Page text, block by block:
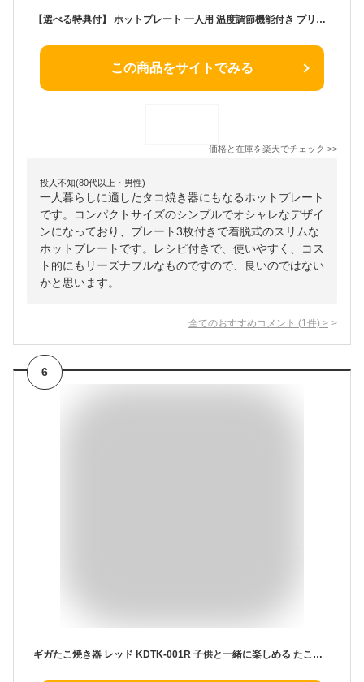
【選べる特典付】 ホットプレート 一人用 温度調節機能付き プリズメイト スリムホットプレート レシピ付 プレート3枚 着脱式 たこ焼き器 グリル フラット 電気プレート 深型 小型 ミニ キッチン 家電 電気 かわいい シンプル コンパクト 一人暮らし おしゃれ 新生活 ギフト
この商品をサイトでみる
価格と在庫を楽天でチェック >>
投人不知(80代以上・男性)
一人暮らしに適したタコ焼き器にもなるホットプレート
です。コンパクトサイズのシンプルでオシャレなデザイ
ンになっており、プレート3枚付きで着脱式のスリムな
ホットプレートです。レシピ付きで、使いやすく、コス
ト的にもリーズナブルなものですので、良いのではない
かと思います。
全てのおすすめコメント (1 件) >
6
ギガたこ焼き器 レッド KDTK-001R 子供と一緒に楽しめる たこ焼き器 超絶！ビッグサイズ・直径約10cm LITHON ライソン